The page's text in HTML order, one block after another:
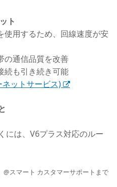
ト
使用するため、回線速度が安
の通信品質を改善
続も引き続き可能
ットサービス)
には、V6プラス対応のルー
スマート カスタマーサポートまで